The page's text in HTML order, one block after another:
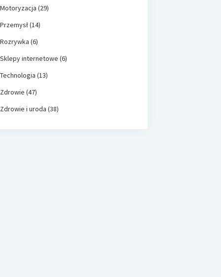
Motoryzacja (29)
Przemysł(14)
Rozrywka (6)
Sklepy internetowe (6)
Technologia (13)
Zdrowie (47)
Zdrowie i uroda (38)